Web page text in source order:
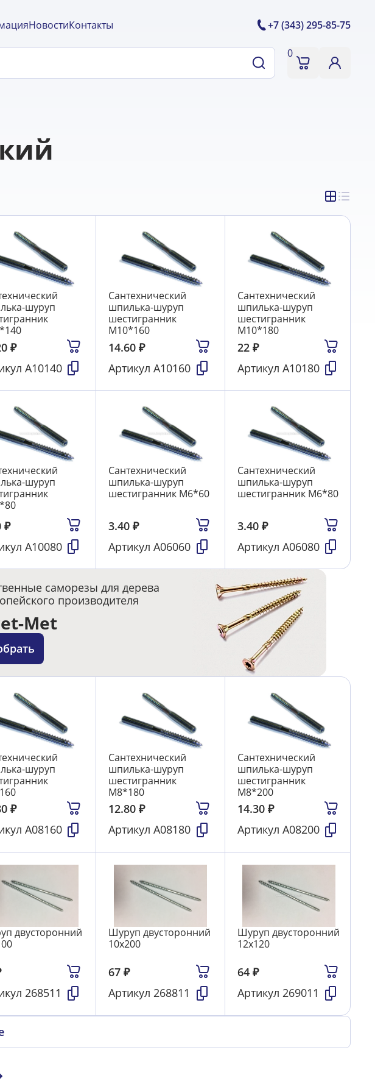
НовостиКонтакты +7 (343) 295-85-75
0
шуруп
₽
А10140
Сантехнический
шпилька-шуруп
шестигранник
М10*160
14.60₽
АртикулА10160
Сантехнический
шпилька-шуруп
шестигранник
М10*180
22 ₽
Артикул А10180
шуруп
₽
А10080
Сантехнический
шпилька-шуруп
шестигранник М6*60
3.40₽
АртикулА06060
Сантехнический
шпилька-шуруп
шестигранник М6*80
3.40 ₽
Артикул А06080
саморезы для дерева
производителя
Met
шуруп
₽
А08160
Сантехнический
шпилька-шуруп
шестигранник
М8*180
12.80₽
АртикулА08180
Сантехнический
шпилька-шуруп
шестигранник
М8*200
14.30 ₽
Артикул А08200
двусторонний
268511
Шуруп двусторонний
10х200
67₽
Артикул268811
Шуруп двусторонний
12х120
64 ₽
Артикул 269011